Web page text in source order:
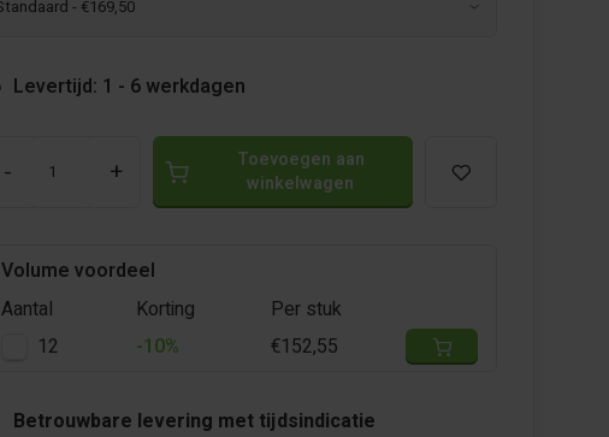
Levertijd: 1 - 6 werkdagen
- +
Toevoegen aan
winkelwagen
Volume voordeel
Aantal
Korting
Per stuk
12
-10% €152,55
Betrouwbare levering met tijdsindicatie